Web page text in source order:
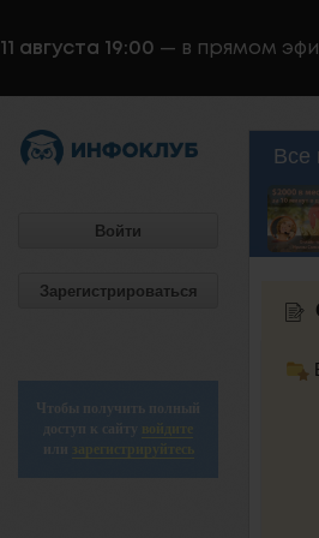
11 августа 19:00 — в прямом
Войти
Зарегистрироваться
Чтобы получить полный
доступ к сайту войдите
или зарегистрируйтесь
Все